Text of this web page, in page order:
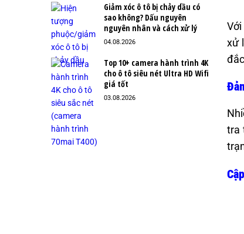
xử
tra
Giảm xóc ô tô bị chảy dầu có
sao không? Dấu nguyên
nguyên nhân và cách xử lý
04.08.2026
Top 10+ camera hành trình 4K
cho ô tô siêu nét Ultra HD Wifi
giá tốt
03.08.2026